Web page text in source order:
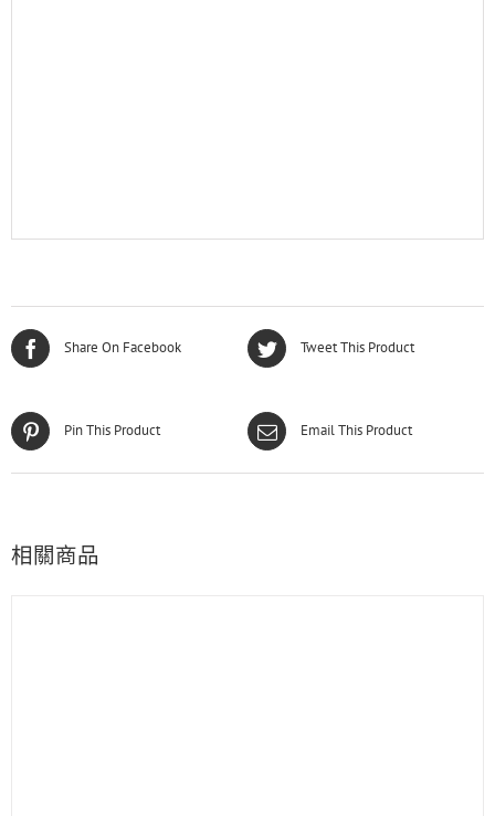
Share On Facebook Tweet This Product
Pin This Product Email This Product
相關商品